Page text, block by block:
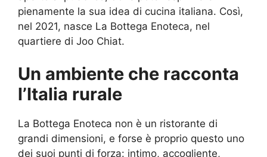
pienamente la sua idea di cucina italiana. Così,
nel 2021, nasce La Bottega Enoteca, nel
quartiere di Joo Chiat.
Un ambiente che racconta
l’Italia rurale
La Bottega Enoteca non è un ristorante di
grandi dimensioni, e forse è proprio questo uno
dei suoi punti di forza: intimo, accogliente,